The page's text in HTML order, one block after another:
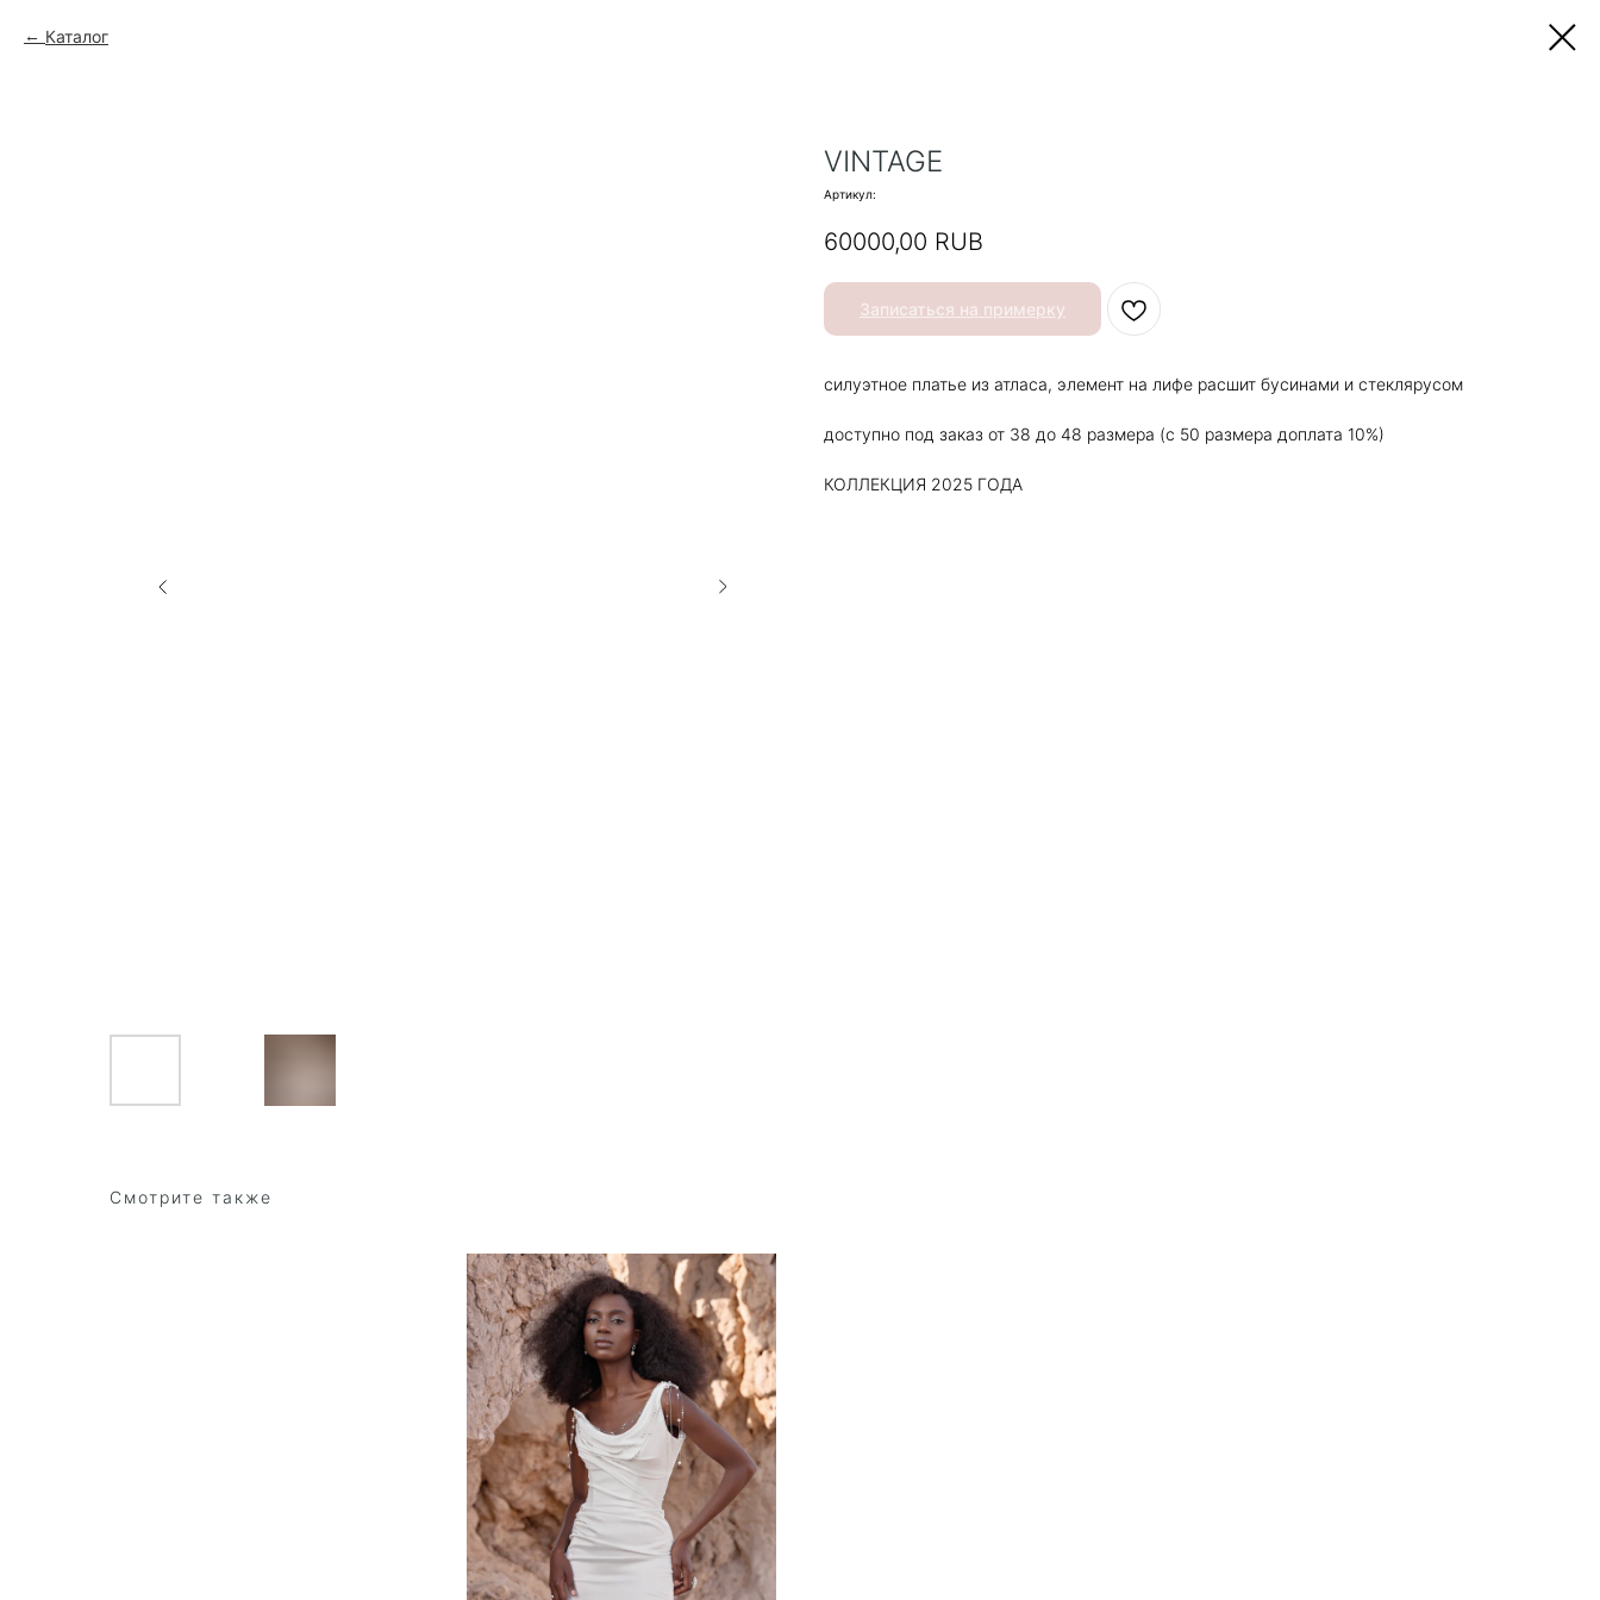
Каталог
VINTAGE
Артикул:
60000,00 RUB
Записаться на примерку
силуэтное платье из атласа, элемент на лифе расшит бусинами и стеклярусом
доступно под заказ от 38 до 48 размера (с 50 размера доплата 10%)
КОЛЛЕКЦИЯ 2025 ГОДА
Смотрите также